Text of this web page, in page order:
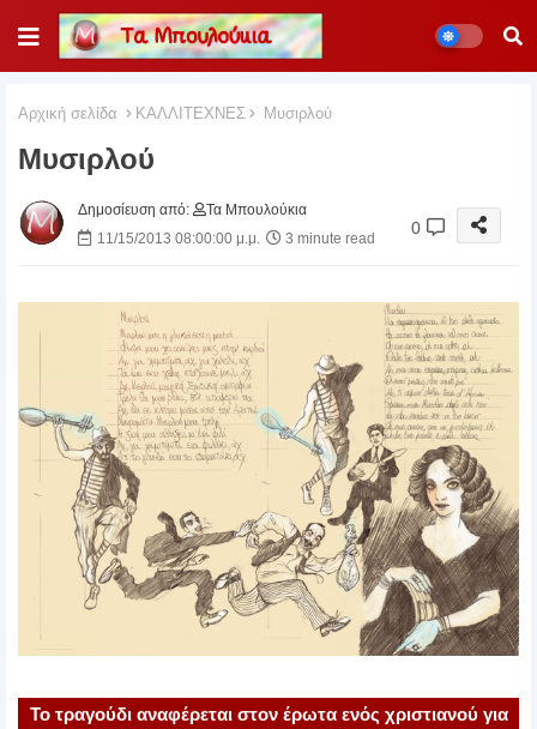
Αρχική σελίδα ΚΑΛΛΙΤΕΧΝΕΣ Μυσιρλού
Μυσιρλού
Δημοσίευση από:
Τα Μπουλούκια
11/15/2013 08:00:00 μ.μ.
3 minute read
0
Το τραγούδι αναφέρεται στον έρωτα ενός χριστιανού για